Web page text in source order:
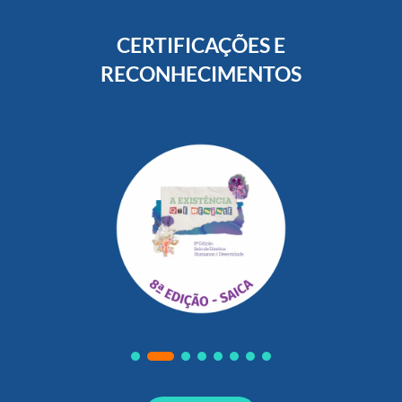
CERTIFICAÇÕES E
RECONHECIMENTOS